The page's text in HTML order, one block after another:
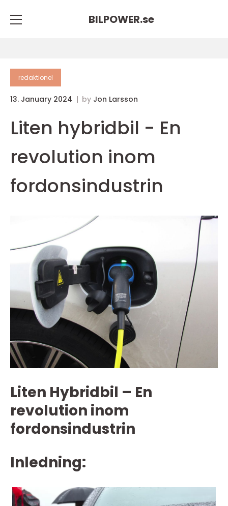
BILPOWER.se
redaktionel
13. January 2024 by Jon Larsson
Liten hybridbil - En
revolution inom
fordonsindustrin
Liten Hybridbil – En
revolution inom
fordonsindustrin
Inledning: